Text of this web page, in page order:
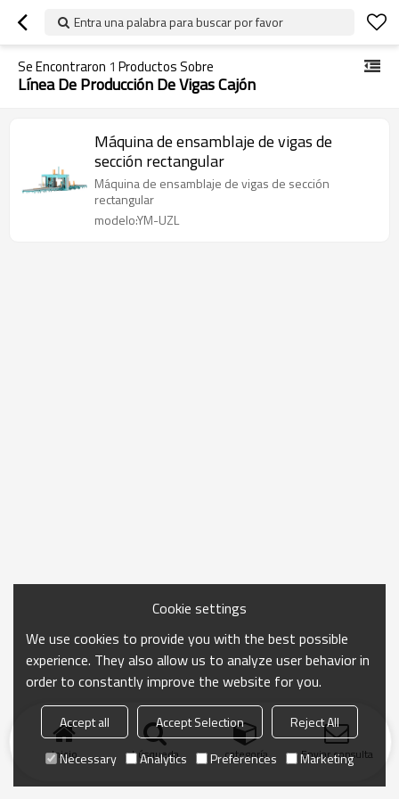
Entra una palabra para buscar por favor
Se Encontraron 1 Productos Sobre
Línea De Producción De Vigas Cajón
Máquina de ensamblaje de vigas de
sección rectangular
Máquina de ensamblaje de vigas de sección
rectangular
modelo:YM-UZL
Inicio búsqueda categoría Enviar consulta
Cookie settings
We use cookies to provide you with the best possible
experience. They also allow us to analyze user behavior in
order to constantly improve the website for you.
Accept all Accept Selection
Reject All
Necessary
Analytics Preferences Marketing